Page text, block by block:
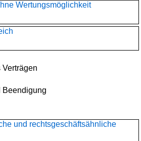
Wertungsmöglichkeit
Beendigung
und rechtsgeschäftsähnliche